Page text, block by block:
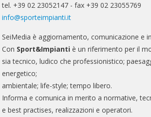
tel. +39 02 23052147 - fax +39 02 23055769
info@sporteimpianti.it
SeiMedia è aggiornamento, comunicazione e
Con Sport&Impianti è un riferimento per il
sia tecnico, ludico che professionistico;
energetico;
ambientale; life-style; tempo libero.
Informa e comunica in merito a normative,
e best practises, realizzazioni e operatori.